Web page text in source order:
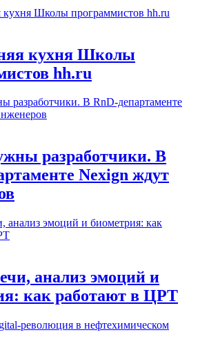
кухня Школы
hh.ru
разработчики. В
Nexign ждут
анализ эмоций и
как работают в ЦРТ